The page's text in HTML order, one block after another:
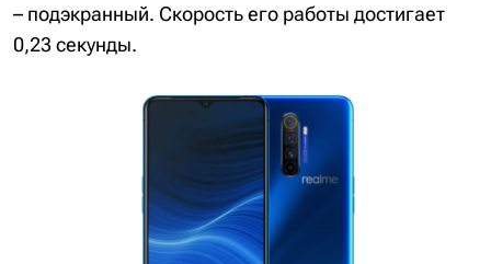
– подэкранный. Скорость его работы достигает
0,23 секунды.